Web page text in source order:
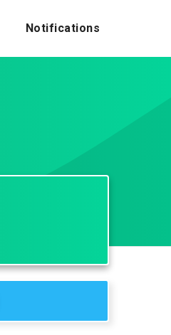
Notifications